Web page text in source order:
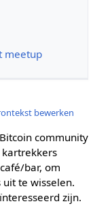
meetup
bewerken
community
bar, om
te wisselen.
zijn.